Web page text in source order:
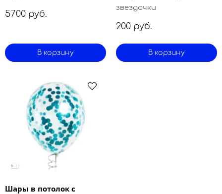
5700 руб.
В корзину
звездочки
200 руб.
В корзину
Шары в потолок с